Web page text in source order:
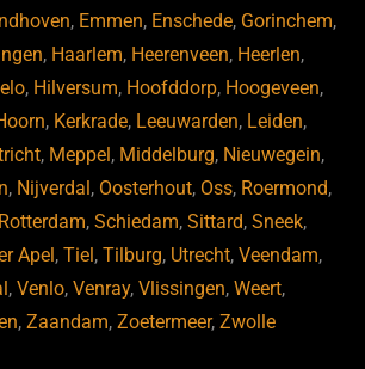
, Emmen, Enschede, Gorinchem,
, Haarlem, Heerenveen, Heerlen,
, Hilversum, Hoofddorp, Hoogeveen,
, Kerkrade, Leeuwarden, Leiden,
, Meppel, Middelburg, Nieuwegein,
, Nijverdal, Oosterhout, Oss, Roermond,
Rotterdam, Schiedam, Sittard, Sneek,
Apel,Tiel,Tilburg, Utrecht,Veendam,
,Venlo,Venray,Vlissingen,Weert,
,Zaandam,Zoetermeer,Zwolle